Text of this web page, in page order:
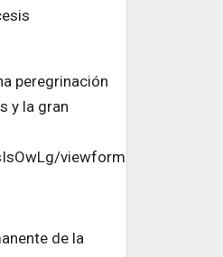
peregrinación
y la gran
viewform
de la